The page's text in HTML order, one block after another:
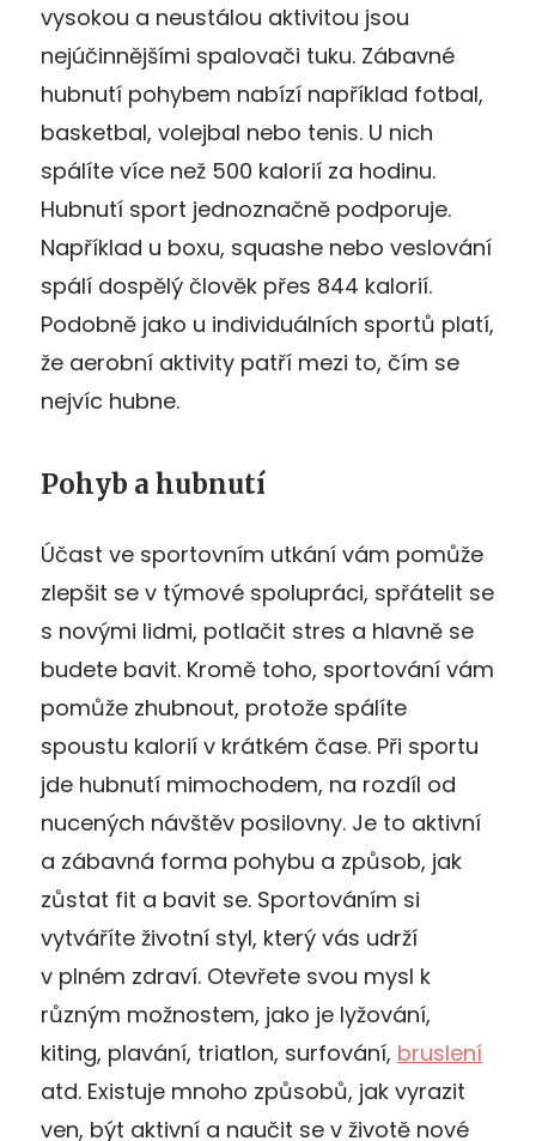
vysokou a neustálou aktivitou jsou
nejúčinnějšími spalovači tuku. Zábavné
hubnutí pohybem nabízí například fotbal,
basketbal, volejbal nebo tenis. U nich
spálíte více než 500 kalorií za hodinu.
Hubnutí sport jednoznačně podporuje.
Například u boxu, squashe nebo veslování
spálí dospělý člověk přes 844 kalorií.
Podobně jako u individuálních sportů platí,
že aerobní aktivity patří mezi to, čím se
nejvíc hubne.
Pohyb a hubnutí
Účast ve sportovním utkání vám pomůže
zlepšit se v týmové spolupráci, spřátelit se
s novými lidmi, potlačit stres a hlavně se
budete bavit. Kromě toho, sportování vám
pomůže zhubnout, protože spálíte
spoustu kalorií v krátkém čase. Při sportu
jde hubnutí mimochodem, na rozdíl od
nucených návštěv posilovny. Je to aktivní
a zábavná forma pohybu a způsob, jak
zůstat fit a bavit se. Sportováním si
vytváříte životní styl, který vás udrží
v plném zdraví. Otevřete svou mysl k
různým možnostem, jako je lyžování,
kiting, plavání, triatlon, surfování, bruslení
atd. Existuje mnoho způsobů, jak vyrazit
ven, být aktivní a naučit se v životě nové